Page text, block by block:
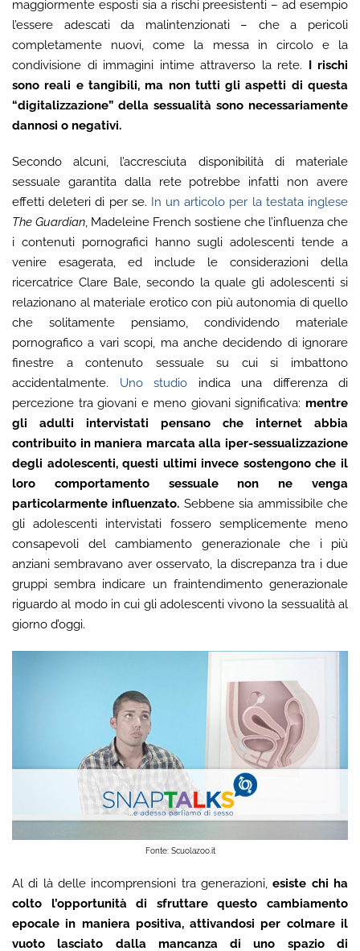
maggiormente esposti sia a rischi preesistenti – ad esempio
l’essere adescati da malintenzionati – che a pericoli
completamente nuovi, come la messa in circolo e la
condivisione di immagini intime attraverso la rete. I rischi
sono reali e tangibili, ma non tutti gli aspetti di questa
“digitalizzazione” della sessualità sono necessariamente
dannosi o negativi.
Secondo alcuni, l’accresciuta disponibilità di materiale
sessuale garantita dalla rete potrebbe infatti non avere
effetti deleteri di per se. In un articolo per la testata inglese
The Guardian, Madeleine French sostiene che l’influenza che
i contenuti pornografici hanno sugli adolescenti tende a
venire esagerata, ed include le considerazioni della
ricercatrice Clare Bale, secondo la quale gli adolescenti si
relazionano al materiale erotico con più autonomia di quello
che solitamente pensiamo, condividendo materiale
pornografico a vari scopi, ma anche decidendo di ignorare
finestre a contenuto sessuale su cui si imbattono
accidentalmente. Uno studio indica una differenza di
percezione tra giovani e meno giovani significativa: mentre
gli adulti intervistati pensano che internet abbia
contribuito in maniera marcata alla iper-sessualizzazione
degli adolescenti, questi ultimi invece sostengono che il
loro comportamento sessuale non ne venga
particolarmente influenzato. Sebbene sia ammissibile che
gli adolescenti intervistati fossero semplicemente meno
consapevoli del cambiamento generazionale che i più
anziani sembravano aver osservato, la discrepanza tra i due
gruppi sembra indicare un fraintendimento generazionale
riguardo al modo in cui gli adolescenti vivono la sessualità al
giorno d’oggi.
Fonte: Scuolazoo.it
Al di là delle incomprensioni tra generazioni,esiste chi ha
colto l’opportunità di sfruttare questo cambiamento
epocale in maniera positiva, attivandosi per colmare il
vuoto lasciato dalla mancanza di uno spazio di